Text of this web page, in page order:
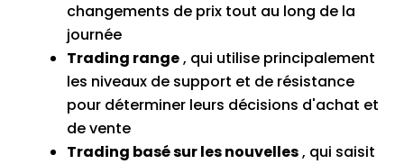
changements de prix tout au long de la
journée
Trading range, qui utilise principalement
les niveaux de support et de résistance
pour déterminer leurs décisions d'achat et
de vente
Trading basé sur les nouvelles, qui saisit